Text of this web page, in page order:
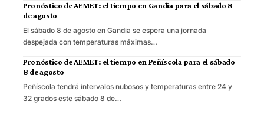
Pronóstico de AEMET: el tiempo en Gandia para el sábado 8
de agosto
El sábado 8 de agosto en Gandia se espera una jornada
despejada con temperaturas máximas…
Pronóstico de AEMET: el tiempo en Peñíscola para el sábado
8 de agosto
Peñíscola tendrá intervalos nubosos y temperaturas entre 24 y
32 grados este sábado 8 de…